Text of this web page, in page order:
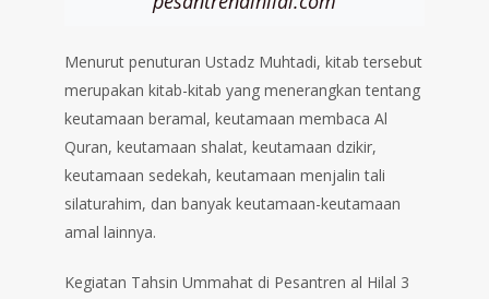
Menurut penuturan Ustadz Muhtadi, kitab tersebut
merupakan kitab-kitab yang menerangkan tentang
keutamaan beramal, keutamaan membaca Al
Quran, keutamaan shalat, keutamaan dzikir,
keutamaan sedekah, keutamaan menjalin tali
silaturahim, dan banyak keutamaan-keutamaan
amal lainnya.
Kegiatan Tahsin Ummahat di Pesantren al Hilal 3